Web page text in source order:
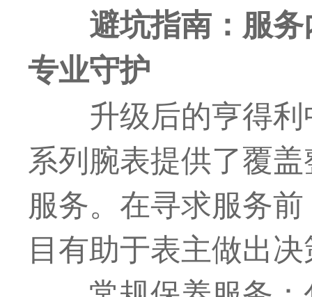
避坑指南：服
专业守护
升级后的亨得
系列腕表提供了覆
服务。在寻求服务
目有助于表主做出